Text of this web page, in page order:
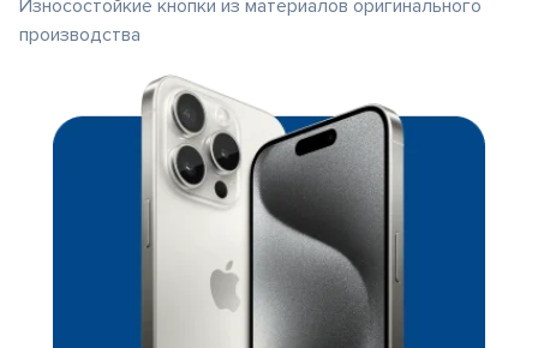
Износостойкие кнопки из материалов оригинального
производства